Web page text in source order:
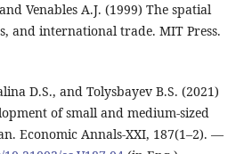
Venables A.J. (1999) The spatial
and international trade. MIT Press.
D.S., and Tolysbayev B.S. (2021)
of small and medium-sized
Economic Annals-XXI, 187(1–2). —